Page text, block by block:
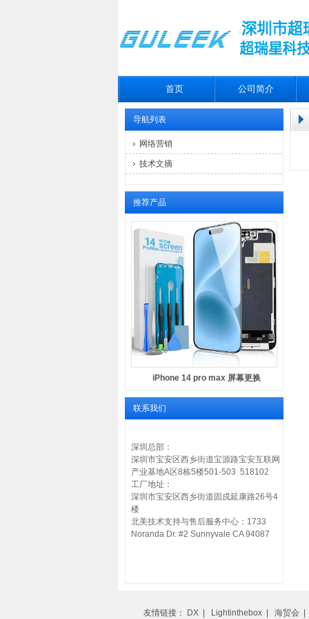
首页 公司简介
导航列表
网络营销
技术文摘
推荐产品
iPhone 14 pro max 屏幕更换
联系我们
深圳总部：
深圳市宝安区西乡街道宝源路宝安互联网
产业基地A区8栋5楼501-503 518102
工厂地址：
深圳市宝安区西乡街道固戍延康路26号4
楼
北美技术支持与售后服务中心：1733
Noranda Dr. #2 Sunnyvale CA 94087
友情链接： DX| Lightinthebox| 海贸会|